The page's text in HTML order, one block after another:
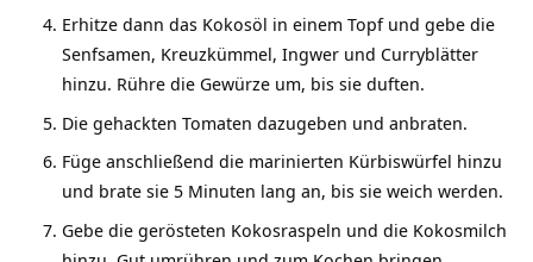
Erhitze dann das Kokosöl in einem Topf und gebe die
Senfsamen, Kreuzkümmel, Ingwer und Curryblätter
hinzu. Rühre die Gewürze um, bis sie duften.
Die gehackten Tomaten dazugeben und anbraten.
Füge anschließend die marinierten Kürbiswürfel hinzu
und brate sie 5 Minuten lang an, bis sie weich werden.
Gebe die gerösteten Kokosraspeln und die Kokosmilch